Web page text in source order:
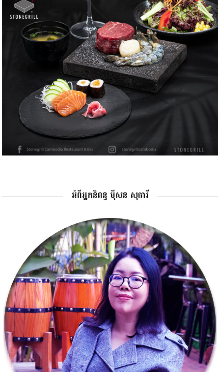
អំពីអ្នកនិពន្ធ ម៉ីសន សុធារី